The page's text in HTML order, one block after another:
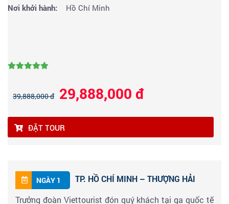
Nơi khởi hành:
Hồ Chí Minh
39,888,000 đ 29,888,000 đ
ĐẶT TOUR
NGÀY 1
TP. HỒ CHÍ MINH – THƯỢNG HẢI
Trưởng đoàn Viettourist đón quý khách tại ga quốc tế